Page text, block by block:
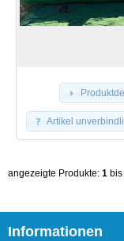
Artikel
angezeigte Produkte: 1 bis
Informationen